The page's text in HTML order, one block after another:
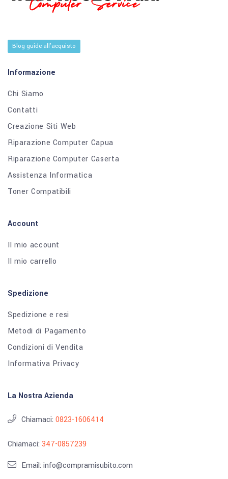
Blog guide all'acquisto
Informazione
Chi Siamo
Contatti
Creazione Siti Web
Riparazione Computer Capua
Riparazione Computer Caserta
Assistenza Informatica
Toner Compatibili
Account
Il mio account
Il mio carrello
Spedizione
Spedizione e resi
Metodi di Pagamento
Condizioni di Vendita
Informativa Privacy
La Nostra Azienda
Chiamaci: 0823-1606414
Chiamaci: 347-0857239
Email: info@compramisubito.com